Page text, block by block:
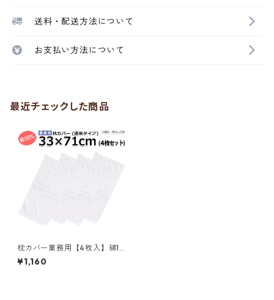
送料・配送方法について
お支払い方法について
最近チェックした商品
枕カバー業務用【4枚入】綿10
0% 33×71cm 通常タイプ ピロ
ーケース 封筒型 ホワイト 白
¥1,160